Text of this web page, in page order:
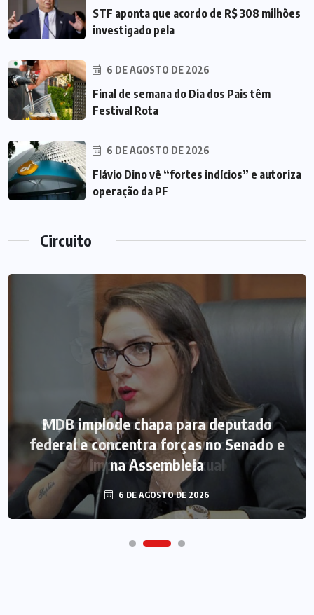
STF aponta que acordo de R$ 308 milhões
investigado pela
6 DE AGOSTO DE 2026
Final de semana do Dia dos Pais têm
Festival Rota
6 DE AGOSTO DE 2026
Flávio Dino vê “fortes indícios” e autoriza
operação da PF
Circuito
MDB implode chapa para deputado
federal e concentra forças no Senado e
na Assembleia
6 DE AGOSTO DE 2026